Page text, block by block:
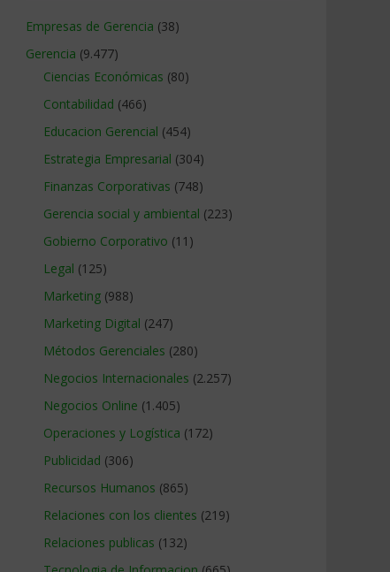
Empresas de Gerencia (38)
Gerencia (9.477)
Ciencias Económicas (80)
Contabilidad (466)
Educacion Gerencial (454)
Estrategia Empresarial (304)
Finanzas Corporativas (748)
Gerencia social y ambiental (223)
Gobierno Corporativo (11)
Legal (125)
Marketing (988)
Marketing Digital (247)
Métodos Gerenciales (280)
Negocios Internacionales (2.257)
Negocios Online (1.405)
Operaciones y Logística (172)
Publicidad (306)
Recursos Humanos (865)
Relaciones con los clientes (219)
Relaciones publicas (132)